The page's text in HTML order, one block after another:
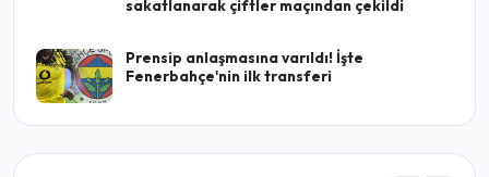
sakatlanarak çiftler maçından çekildi
Prensip anlaşmasına varıldı! İşte
Fenerbahçe'nin ilk transferi